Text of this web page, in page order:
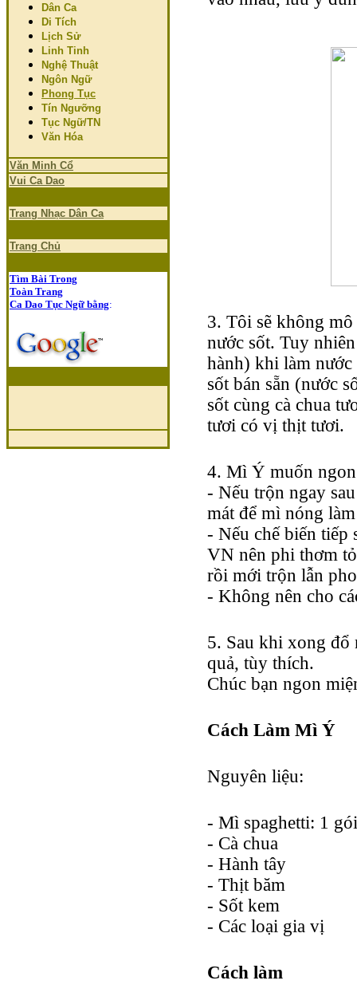
Dân Ca
Di Tích
Lịch Sử
Linh Tinh
Nghệ Thuật
Ngôn Ngữ
Phong Tục
Tín Ngưỡng
Tục Ngữ/TN
Văn Hóa
Văn Minh Cổ
Vui Ca Dao
Trang Nhạc Dân Ca
Trang Chủ
Tìm Bài Trong
Toàn Trang
Ca Dao Tục Ngữ bằng:
3. Tôi sẽ không
nước sốt. Tuy
hành) khi làm
sốt bán sẵn (nước
sốt cùng cà chua
tươi có vị thịt tươi.
4. Mì Ý muốn
- Nếu trộn ngay
mát để mì nóng
- Nếu chế biến tiếp
VN nên phi thơm
rồi mới trộn lẫn
- Không nên cho
5. Sau khi xong đổ
quả, tùy thích.
Chúc bạn ngon
Cách Làm Mì Ý
Nguyên liệu:
- Mì spaghetti: 1
- Cà chua
- Hành tây
- Thịt băm
- Sốt kem
- Các loại gia vị
Cách làm